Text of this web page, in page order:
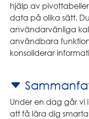
hjälp av
data på olika sätt.
användarvänliga
användbara
konsoliderar
Under en dag går vi
att få lära dig